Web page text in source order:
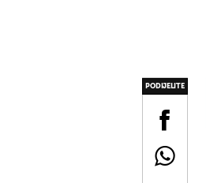
PODIJELITE